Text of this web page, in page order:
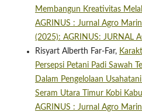
Membangun Kreativitas
AGRINUS : Jurnal Agro
(2025): AGRINUS: JURNAL
Risyart Alberth Far-Far,
Persepsi Petani Padi Sawah
Dalam Pengelolaan
Seram Utara Timur Kobi
AGRINUS : Jurnal Agro